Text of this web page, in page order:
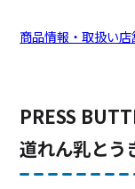
商品情報・取扱い店
PRESS
道れん乳とう